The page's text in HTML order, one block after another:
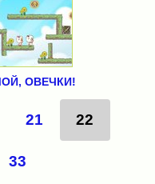
ОВЕЧКИ!
21 22
33